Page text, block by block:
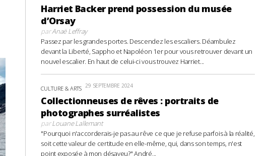
Harriet Backer prend possession du musée
d’Orsay
parAnaë Leffray
Passez par les grandes portes. Descendez les escaliers. Déambulez
devant la Liberté, Sappho et Napoléon 1er pour vous retrouver devant un
nouvel escalier. En haut de celui-ci vous trouvez Harriet...
CULTURE & ARTS 29 SEPTEMBRE 2024
Collectionneuses de rêves : portraits de
photographes surréalistes
parLouane Lallemant
"Pourquoi n'accorderais-je pas au rêve ce que je refuse parfois à la réalité,
soit cette valeur de certitude en elle-même, qui, dans son temps, n'est
point exposée à mon désaveu?" André...